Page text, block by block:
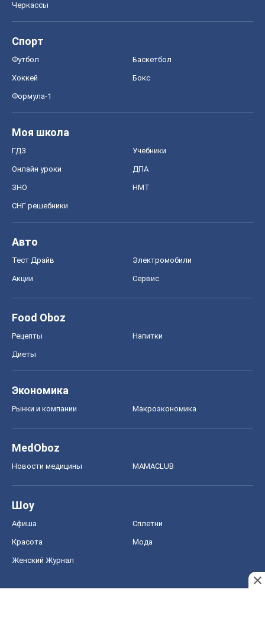
Черкассы
Спорт
Футбол Баскетбол
Хоккей Бокс
Формула-1
Моя школа
ГДЗ Учебники
Онлайн уроки ДПА
ЗНО НМТ
СНГ решебники
Авто
Тест Драйв Электромобили
Акции Сервис
Food Oboz
Рецепты Напитки
Диеты
Экономика
Рынки и компании Mакроэкономика
MedOboz
Новости медицины MAMACLUB
Шоу
Афиша Сплетни
Красота Мода
Женский Журнал